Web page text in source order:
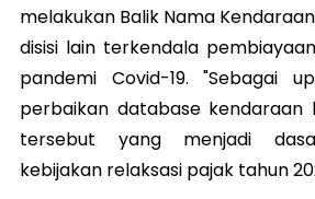
melakukan Balik Nama
disisi lain terkendala
pandemi Covid-19. "Sebagai
perbaikan database kendaraan
tersebut yang menjadi
kebijakan relaksasi pajak tahun